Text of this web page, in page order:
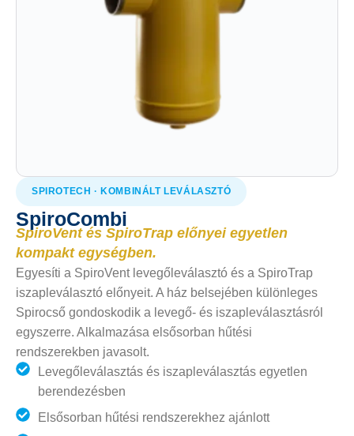
SPIROTECH · KOMBINÁLT LEVÁLASZTÓ
SpiroCombi
SpiroVent és SpiroTrap előnyei egyetlen
kompakt egységben.
Egyesíti a SpiroVent levegőleválasztó és a SpiroTrap
iszapleválasztó előnyeit. A ház belsejében különleges
Spirocső gondoskodik a levegő- és iszapleválasztásról
egyszerre. Alkalmazása elsősorban hűtési
rendszerekben javasolt.
Levegőleválasztás és iszapleválasztás egyetlen
berendezésben
Elsősorban hűtési rendszerekhez ajánlott